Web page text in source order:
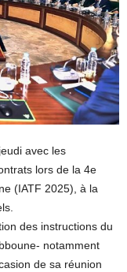
avec les
lors de la 4e
(IATF 2025), à la
des instructions du
notamment
de sa réunion